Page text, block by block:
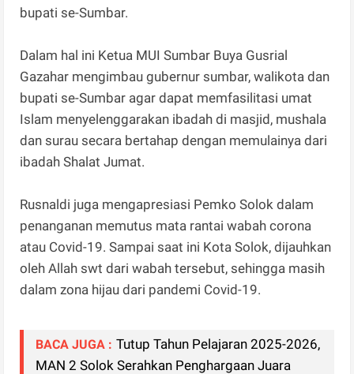
bupati se-Sumbar.
Dalam hal ini Ketua MUI Sumbar Buya Gusrial
Gazahar mengimbau gubernur sumbar, walikota dan
bupati se-Sumbar agar dapat memfasilitasi umat
Islam menyelenggarakan ibadah di masjid, mushala
dan surau secara bertahap dengan memulainya dari
ibadah Shalat Jumat.
Rusnaldi juga mengapresiasi Pemko Solok dalam
penanganan memutus mata rantai wabah corona
atau Covid-19. Sampai saat ini Kota Solok, dijauhkan
oleh Allah swt dari wabah tersebut, sehingga masih
dalam zona hijau dari pandemi Covid-19.
BACA JUGA : Tutup Tahun Pelajaran 2025-2026,
MAN 2 Solok Serahkan Penghargaan Juara